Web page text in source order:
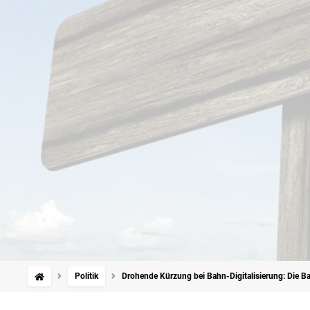
Politik Drohende Kürzung bei Bahn-Digitalisierung: Die